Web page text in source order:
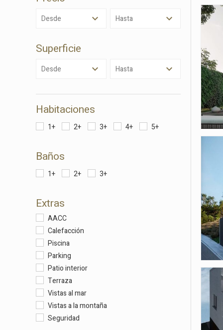
Desde Hasta
Superficie
Desde Hasta
Habitaciones
1+ 2+ 3+ 4+ 5+
Baños
1+ 2+ 3+
Extras
AACC
Calefacción
Piscina
Parking
Patio interior
Terraza
Vistas al mar
Vistas a la montaña
Seguridad
sitio
los
que
del
Estas
en el
usuario.